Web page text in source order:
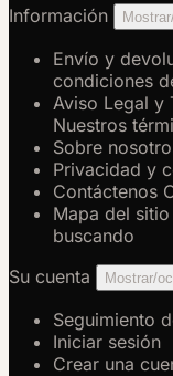
Información
Envío y
condiciones
Aviso Legal y
Nuestros
Sobre
Privacidad y
Contáctenos
Mapa del sitio
buscando
Su cuenta
Mostrar/
Seguimiento
Iniciar sesión
Crear una